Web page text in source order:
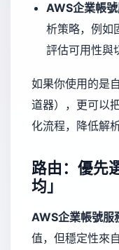
AWS企業帳
析策略，例如
評估可用性與
如果你使用的是
道器），更可以
化流程，降低解
路由：優先
均」
AWS企業帳號服
值，但穩定性來